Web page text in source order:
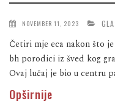
NOVEMBER 11, 2023
Četiri mje eca nakon što
bh porodici iz šved kog
Ovaj lučaj je bio u centru
Opširnije